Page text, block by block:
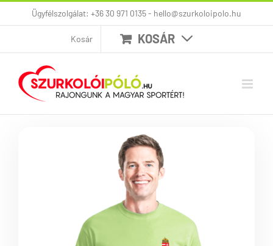
KihagyásÜgyfélszolgálat: +36 30 971 0135 - hello@szurkoloipolo.hu
Kosár KOSÁR